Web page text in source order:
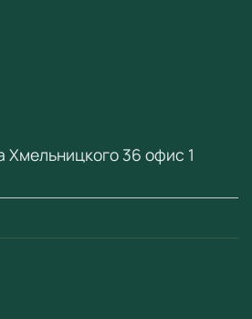
коммерческого предложения
— поставщик
по ФГОС с 2018 года.
Хмельницкого 36 офис 1